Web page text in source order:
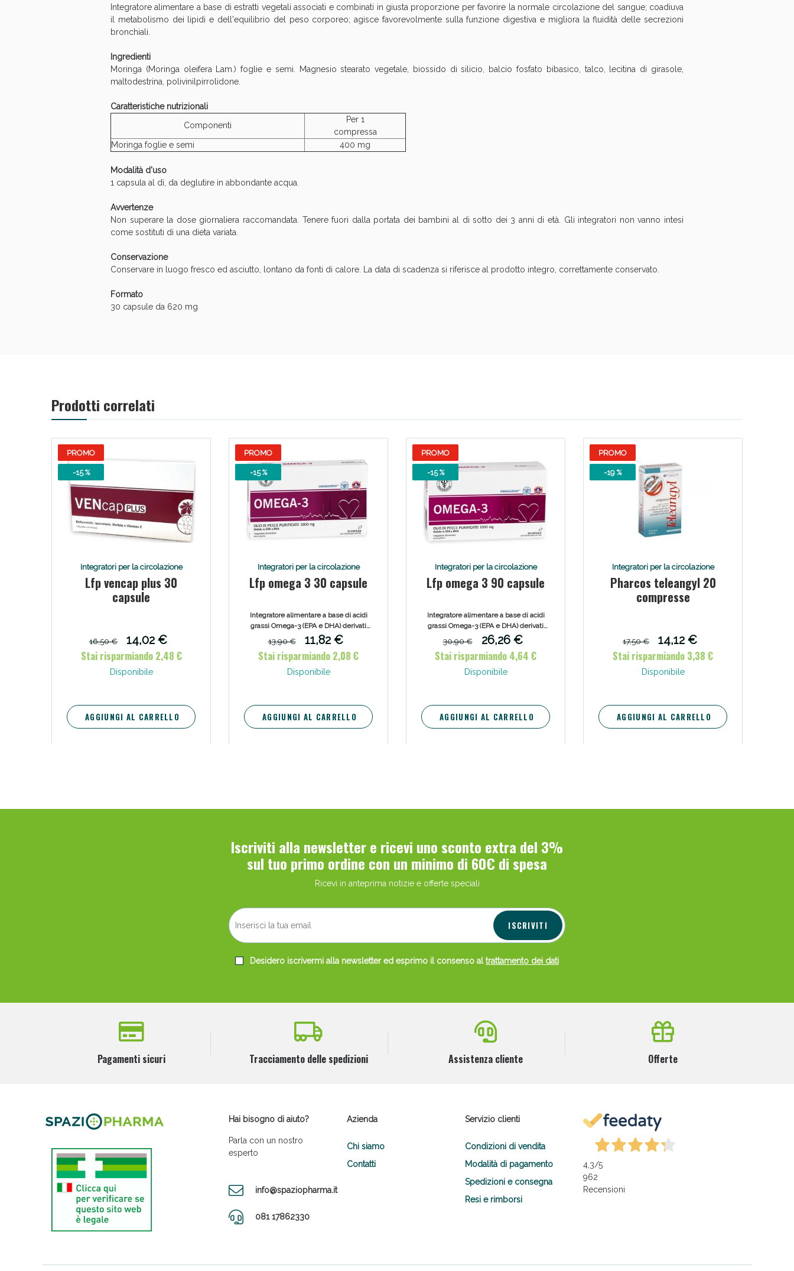
Integratore alimentare a base di estratti vegetali associati e combinati in giusta proporzione per favorire la normale circolazione del sangue; coadiuva
il metabolismo dei lipidi e dell'equilibrio del peso corporeo; agisce favorevolmente sulla funzione digestiva e migliora la fluidità delle secrezioni
bronchiali.
Ingredienti
Moringa (Moringa oleifera Lam.) foglie e semi. Magnesio stearato vegetale, biossido di silicio, balcio fosfato bibasico, talco, lecitina di girasole,
maltodestrina, polivinilpirrolidone.
Caratteristiche nutrizionali
Componenti
Per 1
compressa
Moringa foglie e semi
400 mg
Modalità d'uso
1 capsula al dì, da deglutire in abbondante acqua.
Avvertenze
Non superare la dose giornaliera raccomandata. Tenere fuori dalla portata dei bambini al di sotto dei 3 anni di età. Gli integratori non vanno intesi
come sostituti di una dieta variata.
Conservazione
Conservare in luogo fresco ed asciutto, lontano da fonti di calore. La data di scadenza si riferisce al prodotto integro, correttamente conservato.
Formato
30 capsule da 620 mg
Prodotti correlati
PROMO
-15 %
Integratori per la circolazione
Lfp vencap plus 30
capsule
16,50 €
14,02 €
Stai risparmiando 2,48 €
Disponibile
AGGIUNGI AL CARRELLO
PROMO
-15 %
Integratori per la circolazione
Lfp omega 3 30 capsule
Integratore alimentare a base di acidi
grassi Omega-3 (EPA e DHA) derivati
dall’Olio di pesce purificato. Senza
glutine
13,90 €
11,82 €
Stai risparmiando 2,08 €
Disponibile
AGGIUNGI AL CARRELLO
PROMO
-15 %
Integratori per la circolazione
Lfp omega 3 90 capsule
Integratore alimentare a base di acidi
grassi Omega-3 (EPA e DHA) derivati
dall’Olio di pesce purificato. Senza
glutine.
30,90 €
26,26 €
Stai risparmiando 4,64 €
Disponibile
AGGIUNGI AL CARRELLO
PROMO
-19 %
Integratori per la circolazione
Pharcos teleangyl 20
compresse
17,50 €
14,12 €
Stai risparmiando 3,38 €
Disponibile
AGGIUNGI AL CARRELLO
Iscriviti alla newsletter e ricevi uno sconto extra del 3%
sul tuo primo ordine con un minimo di 60€ di spesa
Ricevi in anteprima notizie e offerte speciali
ISCRIVITI
Desidero iscrivermi alla newsletter ed esprimo il consenso al trattamento dei dati
Pagamenti sicuri Tracciamento delle spedizioni Assistenza cliente Offerte
Hai bisogno di aiuto?
Parla con un nostro
esperto
info@spaziopharma.it
081 17862330
Azienda
Chi siamo
Contatti
Servizio clienti
Condizioni di vendita
Modalità di pagamento
Spedizioni e consegna
Resi e rimborsi
4,3/5
962
Recensioni
Benessere Intestinale: Sconto fino al 55% valido oggi!